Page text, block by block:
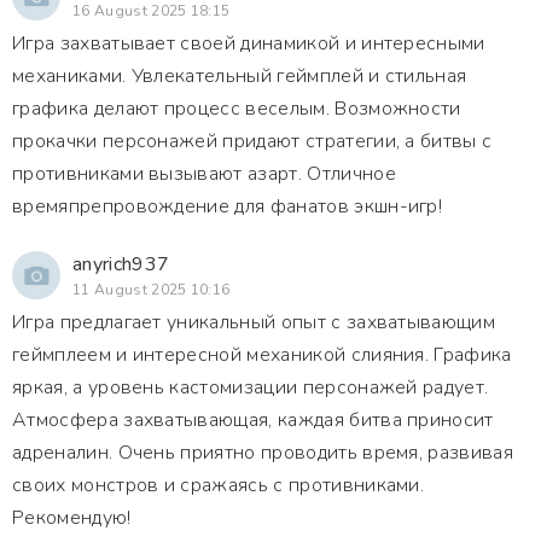
16 August 2025 18:15
Игра захватывает своей динамикой и интересными
механиками. Увлекательный геймплей и стильная
графика делают процесс веселым. Возможности
прокачки персонажей придают стратегии, а битвы с
противниками вызывают азарт. Отличное
времяпрепровождение для фанатов экшн-игр!
anyrich937
11 August 2025 10:16
Игра предлагает уникальный опыт с захватывающим
геймплеем и интересной механикой слияния. Графика
яркая, а уровень кастомизации персонажей радует.
Атмосфера захватывающая, каждая битва приносит
адреналин. Очень приятно проводить время, развивая
своих монстров и сражаясь с противниками.
Рекомендую!